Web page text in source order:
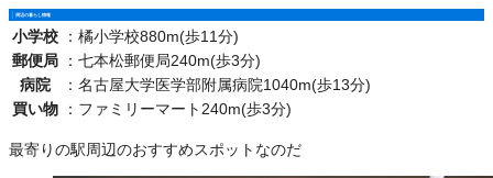
周辺の暮らし情報
小学校 ： 橘小学校880m(歩11分)
郵便局
： 七本松郵便局240m(歩3分)
病院
： 名古屋大学医学部附属病院1040m(歩13分)
買い物
： ファミリーマート240m(歩3分)
最寄りの駅周辺のおすすめスポットなのだ